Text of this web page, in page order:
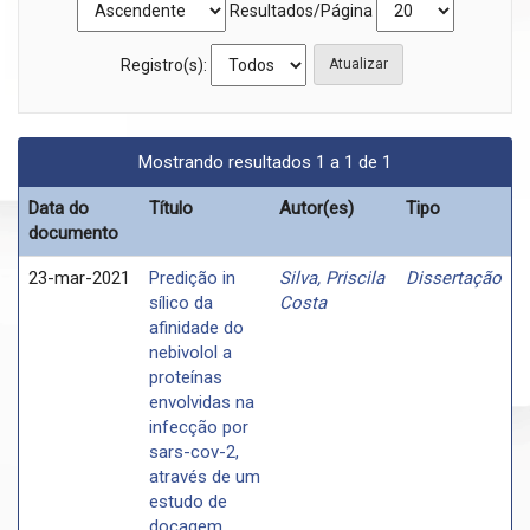
Resultados/Página
Registro(s):
Mostrando resultados 1 a 1 de 1
Data do
documento
Título Autor(es) Tipo
23-mar-2021
Predição in
sílico da
afinidade do
nebivolol a
proteínas
envolvidas na
infecção por
sars-cov-2,
através de um
estudo de
Silva, Priscila
Costa
Dissertação